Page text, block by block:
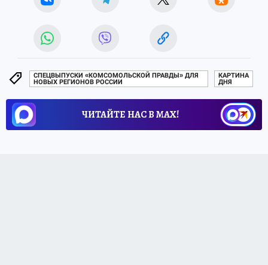
СПЕЦВЫПУСКИ «КОМСОМОЛЬСКОЙ ПРАВДЫ» ДЛЯ
НОВЫХ РЕГИОНОВ РОССИИ
КАРТИНА
ДНЯ
ЧИТАЙТЕ НАС В МАХ!